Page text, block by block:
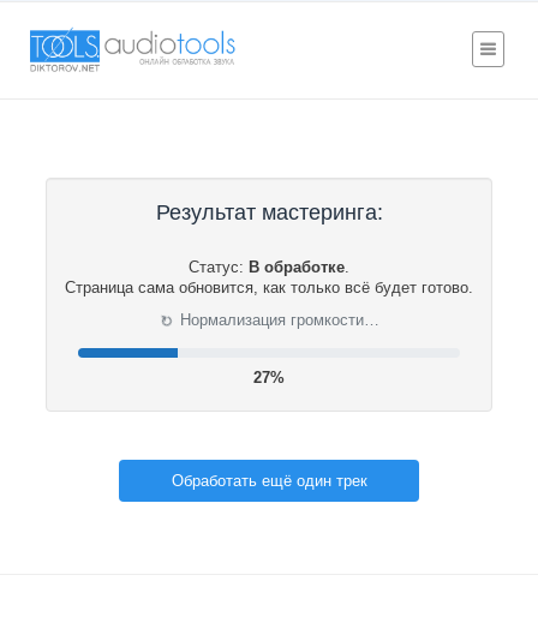
Результат мастеринга:
Статус: В обработке.
Страница сама обновится, как только всё будет готово.
⟳ Нормализация громкости…
27%
Обработать ещё один трек